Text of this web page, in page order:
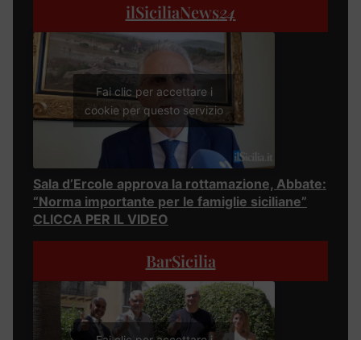
ilSiciliaNews24
Fai clic per accettare i
cookie per questo servizio
Sala d’Ercole approva la rottamazione, Abbate:
“Norma importante per le famiglie siciliane”
CLICCA PER IL VIDEO
BarSicilia